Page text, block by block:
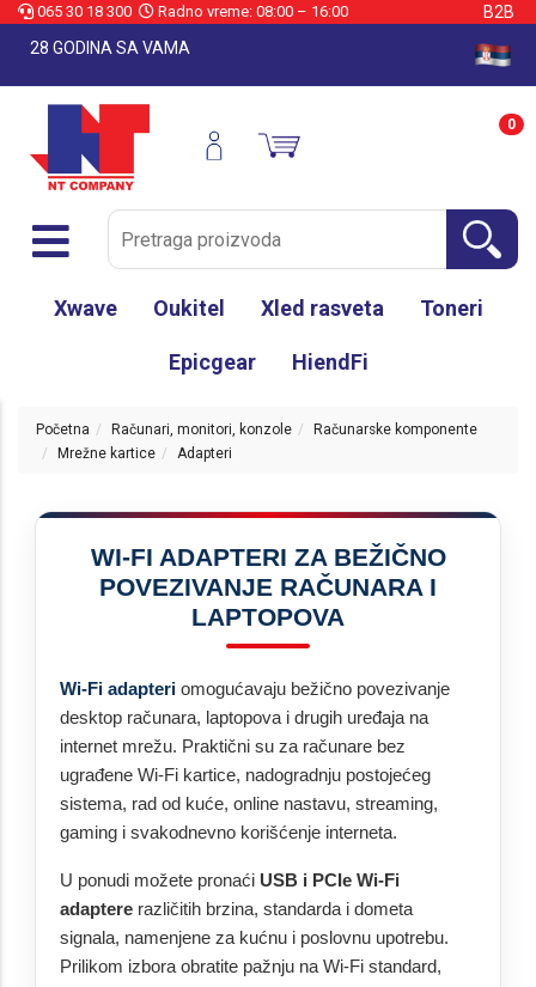
065 30 18 300 Radno vreme: 08:00 – 16:00
B2B
28 GODINA SA VAMA
Xwave Oukitel Xled rasveta Toneri
Epicgear HiendFi
0
Početna Računari, monitori, konzole
Računarske komponente
Mrežne kartice
Adapteri
WI-FI ADAPTERI ZA BEŽIČNO
POVEZIVANJE RAČUNARA I
LAPTOPOVA
Wi-Fi adapteri omogućavaju bežično povezivanje
desktop računara, laptopova i drugih uređaja na
internet mrežu. Praktični su za računare bez
ugrađene Wi-Fi kartice, nadogradnju postojećeg
sistema, rad od kuće, online nastavu, streaming,
gaming i svakodnevno korišćenje interneta.
U ponudi možete pronaći USB i PCIe Wi-Fi
adaptere različitih brzina, standarda i dometa
signala, namenjene za kućnu i poslovnu upotrebu.
Prilikom izbora obratite pažnju na Wi-Fi standard,